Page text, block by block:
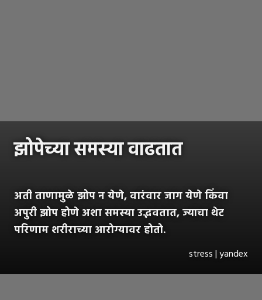
झोपेच्या समस्या वाढतात
अती ताणामुळे झोप न येणे, वारंवार जाग येणे किंवा
अपुरी झोप होणे अशा समस्या उद्भवतात, ज्याचा थेट
परिणाम शरीराच्या आरोग्यावर होतो.
stress | yandex